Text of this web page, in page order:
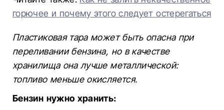
горючее и почему этого следует остерегаться
Пластиковая тара может быть опасна при
переливании бензина, но в качестве
хранилища она лучше металлической:
топливо меньше окисляется.
Бензин нужно хранить: